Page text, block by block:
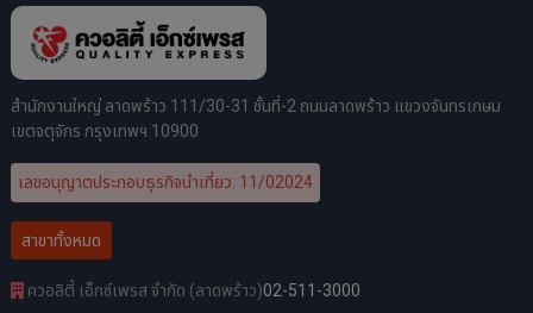
สำนักงานใหญ่ ลาดพร้าว 111/30-31 ชั้นที่-2 ถนนลาดพร้าว แขวงจันทรเกษม
เขตจตุจักร กรุงเทพฯ 10900
เลขอนุญาตประกอบธุรกิจนำเที่ยว: 11/02024
สาขาทั้งหมด
ควอลิตี้ เอ็กซ์เพรส จำกัด (ลาดพร้าว)02-511-3000